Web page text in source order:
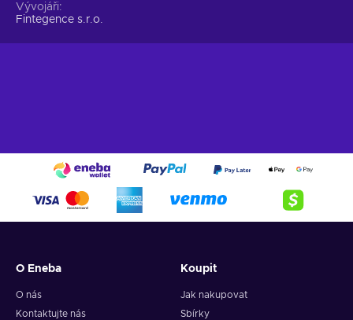
Vývojáři
Fintegence s.r.o.
O Eneba
O nás
Kontaktujte nás
Koupit
Jak nakupovat
Sbírky